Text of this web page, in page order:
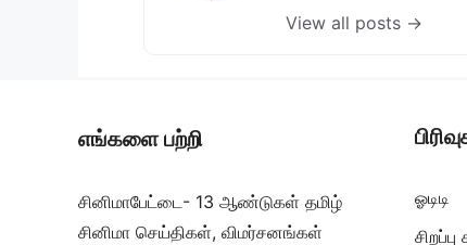
View all posts →
எங்களை பற்றி
சினிமாபேட்டை- 13 ஆண்டுகள் தமிழ்
சினிமா செய்திகள், விமர்சனங்கள்
ஓடிடி